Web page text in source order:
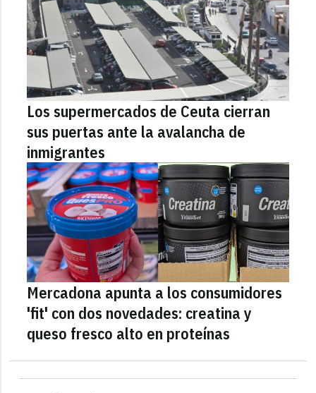
Los supermercados de Ceuta cierran
sus puertas ante la avalancha de
inmigrantes
Mercadona apunta a los consumidores
'fit' con dos novedades: creatina y
queso fresco alto en proteínas